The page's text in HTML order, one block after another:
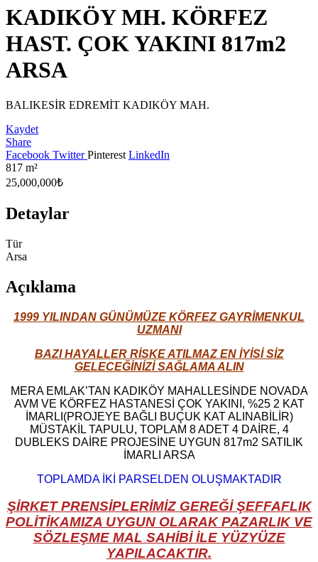
KADIKÖY MH. KÖRFEZ
HAST. ÇOK YAKINI 817m2
ARSA
BALIKESİR EDREMİT KADIKÖY MAH.
Kaydet
Share
Facebook TwitterPinterest LinkedIn
817 m²
25,000,000₺
Detaylar
Tür
Arsa
Açıklama
1999 YILINDAN GÜNÜMÜZE KÖRFEZ GAYRİMENKUL
UZMANI
BAZI HAYALLER RİSKE ATILMAZ EN İYİSİ SİZ
GELECEĞİNİZİ SAĞLAMA ALIN
MERA EMLAK’TAN KADIKÖY MAHALLESİNDE NOVADA
AVM VE KÖRFEZ HASTANESİ ÇOK YAKINI, %25 2 KAT
İMARLI(PROJEYE BAĞLI BUÇUK KAT ALINABİLİR)
MÜSTAKİL TAPULU, TOPLAM 8 ADET 4 DAİRE, 4
DUBLEKS DAİRE PROJESİNE UYGUN 817m2 SATILIK
İMARLI ARSA
TOPLAMDA İKİ PARSELDEN OLUŞMAKTADIR
ŞİRKET PRENSİPLERİMİZ GEREĞİ ŞEFFAFLIK
POLİTİKAMIZA UYGUN OLARAKPAZARLIK VE
SÖZLEŞME MAL SAHİBİ İLE YÜZYÜZE
YAPILACAKTIR.